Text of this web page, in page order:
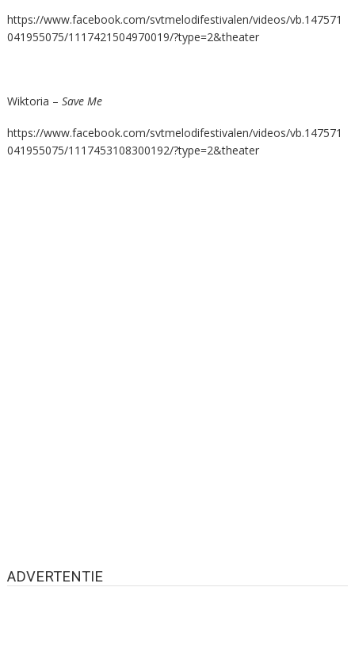
https://www.facebook.com/svtmelodifestivalen/videos/vb.147571
041955075/1117421504970019/?type=2&theater
Wiktoria – Save Me
https://www.facebook.com/svtmelodifestivalen/videos/vb.147571
041955075/1117453108300192/?type=2&theater
ADVERTENTIE